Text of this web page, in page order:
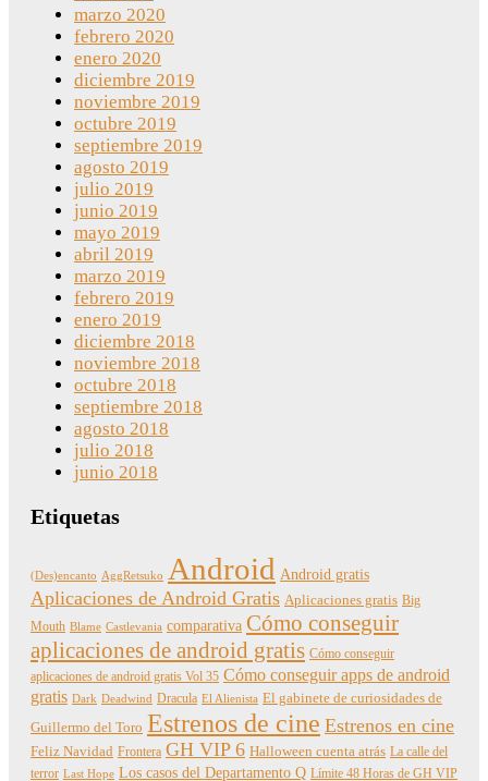
marzo 2020
febrero 2020
enero 2020
diciembre 2019
noviembre 2019
octubre 2019
septiembre 2019
agosto 2019
julio 2019
junio 2019
mayo 2019
abril 2019
marzo 2019
febrero 2019
enero 2019
diciembre 2018
noviembre 2018
octubre 2018
septiembre 2018
agosto 2018
julio 2018
junio 2018
Etiquetas
(Des)encanto AggRetsuko Android Android gratis
Aplicaciones de Android Gratis Aplicaciones gratis Big
Mouth Blame Castlevania comparativa Cómo conseguir
aplicaciones de android gratis Cómo conseguir
aplicaciones de android gratis Vol 35 Cómo conseguir apps de android
gratis Dark Deadwind Dracula El Alienista El gabinete de curiosidades de
Guillermo del Toro Estrenos de cine Estrenos en cine
Feliz Navidad Frontera GH VIP 6 Halloween cuenta atrás La calle del
terror Last Hope Los casos del Departamento Q Límite 48 Horas de GH VIP